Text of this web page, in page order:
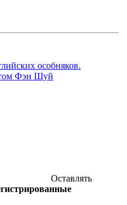
особняков.
Фэн Шуй
Оставлять